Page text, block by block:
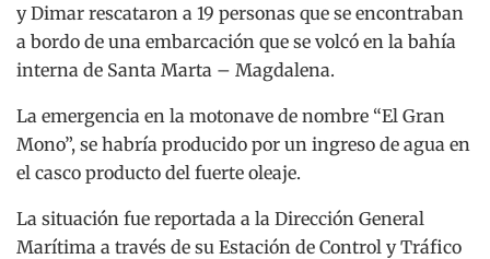
y Dimar rescataron a 19 personas que se encontraban
a bordo de una embarcación que se volcó en la bahía
interna de Santa Marta – Magdalena.
La emergencia en la motonave de nombre “El Gran
Mono”, se habría producido por un ingreso de agua en
el casco producto del fuerte oleaje.
La situación fue reportada a la Dirección General
Marítima a través de su Estación de Control y Tráfico